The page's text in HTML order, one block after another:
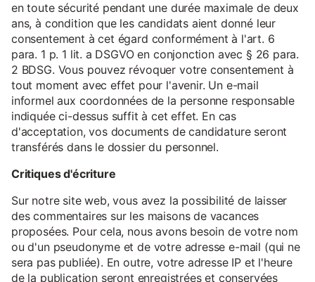
en toute sécurité pendant une durée maximale de deux
ans, à condition que les candidats aient donné leur
consentement à cet égard conformément à l'art. 6
para. 1 p. 1 lit. a DSGVO en conjonction avec § 26 para.
2 BDSG. Vous pouvez révoquer votre consentement à
tout moment avec effet pour l'avenir. Un e-mail
informel aux coordonnées de la personne responsable
indiquée ci-dessus suffit à cet effet. En cas
d'acceptation, vos documents de candidature seront
transférés dans le dossier du personnel.
Critiques d'écriture
Sur notre site web, vous avez la possibilité de laisser
des commentaires sur les maisons de vacances
proposées. Pour cela, nous avons besoin de votre nom
ou d'un pseudonyme et de votre adresse e-mail (qui ne
sera pas publiée). En outre, votre adresse IP et l'heure
de la publication seront enregistrées et conservées